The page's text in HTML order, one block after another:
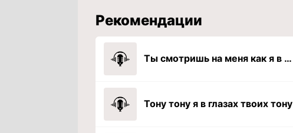
Рекомендации
Ты смотришь на меня как я в твоих глазах тонул
Тону тону я в глазах твоих тону